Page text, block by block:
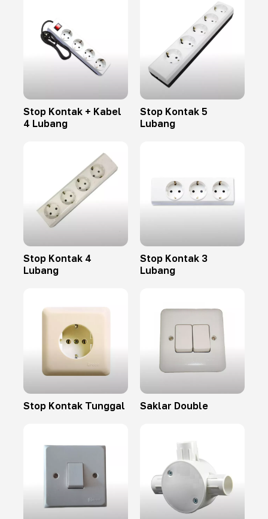
Stop Kontak + Kabel
4 Lubang
Stop Kontak 5
Lubang
Stop Kontak 4
Lubang
Stop Kontak 3
Lubang
Stop Kontak Tunggal Saklar Double